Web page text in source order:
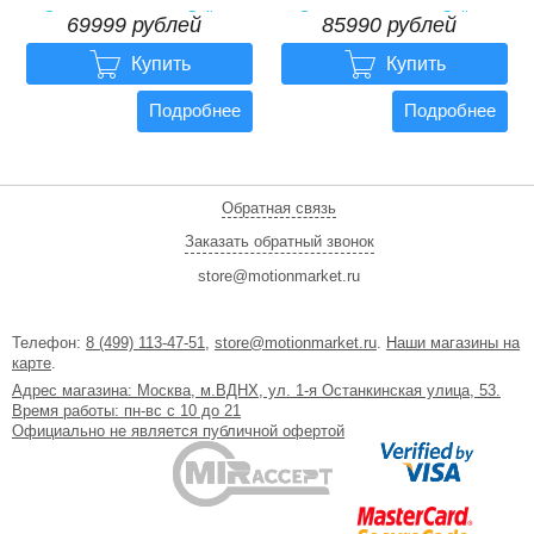
Электровелосипед Gelbert
Khan 2
69999 рублей
69999 рублей
 Купить
Подробнее
Электровелосипед Gelbert
Khan Monster 2
85990 рублей
85990 рублей
 Купить
Подробнее
Обратная связь
Заказать обратный звонок
store@motionmarket.ru
Телефон: 8 (499) 113-47-51, store@motionmarket.ru. Наши магазины на
карте.
Адрес магазина: Москва, м.ВДНХ, ул. 1-я Останкинская улица, 53.
Время работы: пн-вс с 10 до 21
Официально не является публичной офертой